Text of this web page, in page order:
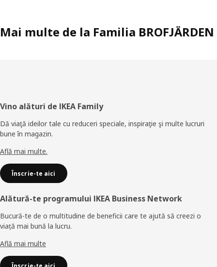
Mai multe de la Familia BROFJÄRDEN
Subsol
Vino alături de IKEA Family
Dă viaţă ideilor tale cu reduceri speciale, inspiraţie şi multe lucruri
bune în magazin.
Află mai multe.
Înscrie-te aici
Alătură-te programului IKEA Business Network
Bucură-te de o multitudine de beneficii care te ajută să creezi o
viață mai bună la lucru.
Află mai multe